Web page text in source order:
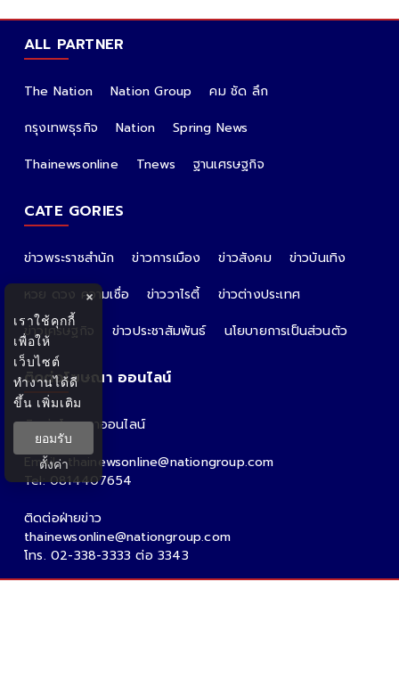
ALL PARTNER
The Nation Nation Group
คม ชัด ลึก
กรุงเทพธุรกิจ
Nation
Spring News
Thainewsonline
Tnews ฐานเศรษฐกิจ
CATE GORIES
ข่าวพระราชสำนัก ข่าวการเมือง ข่าวสังคม
ข่าวบันเทิง
หวย ดวง ความเชื่อ
ข่าววาไรตี้
ข่าวต่างประเทศ
ข่าวเศรษฐกิจ
ข่าวประชาสัมพันธ์ นโยบายการเป็นส่วนตัว
ติดต่อโฆษณา ออนไลน์
ติดต่อโฆษณาออนไลน์
คุณอ้อ
Email : thainewsonline@nationgroup.com
Tel: 0814407654
ติดต่อฝ่ายข่าว
thainewsonline@nationgroup.com
โทร. 02-338-3333 ต่อ 3343
×
เราใช้คุกกี้
เพื่อให้
เว็บไซต์
ทำงานได้ดี
ขึ้น เพิ่มเติม
ยอมรับ
ตั้งค่า